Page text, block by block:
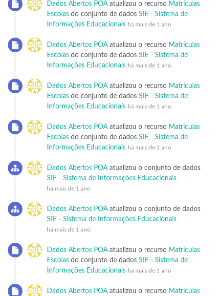
Dados Abertos POAatualizou o recurso Matrículas
Escolas do conjunto de dados SIE - Sistema de
Informações Educacionais há mais de 1 ano
Dados Abertos POAatualizou o recurso Matrículas
Escolas do conjunto de dados SIE - Sistema de
Informações Educacionais há mais de 1 ano
Dados Abertos POAatualizou o recurso Matrículas
Escolas do conjunto de dados SIE - Sistema de
Informações Educacionais há mais de 1 ano
Dados Abertos POAatualizou o recurso Matrículas
Escolas do conjunto de dados SIE - Sistema de
Informações Educacionais há mais de 1 ano
Dados Abertos POAatualizou o conjunto de dados
SIE - Sistema de Informações Educacionais
há mais de 1 ano
Dados Abertos POAatualizou o conjunto de dados
SIE - Sistema de Informações Educacionais
há mais de 1 ano
Dados Abertos POAatualizou o recurso Matrículas
Escolas do conjunto de dados SIE - Sistema de
Informações Educacionais há mais de 1 ano
Dados Abertos POAatualizou o recurso Matrículas